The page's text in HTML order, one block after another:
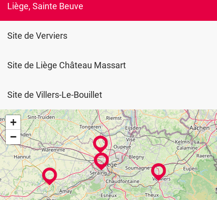
+
−
Liège, Sainte Beuve
Site de Verviers
Site de Liège Château Massart
Site de Villers-Le-Bouillet